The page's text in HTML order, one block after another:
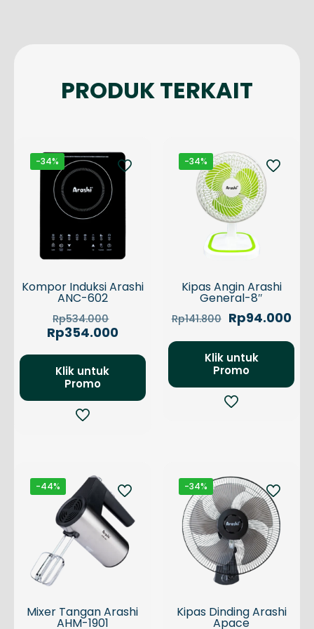
PRODUK TERKAIT
-34%
Kompor Induksi Arashi
ANC-602
Rp534.000
aslinya
Rp534.000.
Rp354.000Harga
ini
Rp354.000.
Klik untuk
Promo
-34%
Kipas Angin Arashi
General-8″
Rp141.800 Harga
aslinya
adalah:
Rp141.800.
Rp94.000
ini
Klik untuk
Promo
-44%
Mixer Tangan Arashi
AHM-1901
-34%
Kipas Dinding Arashi
Apace